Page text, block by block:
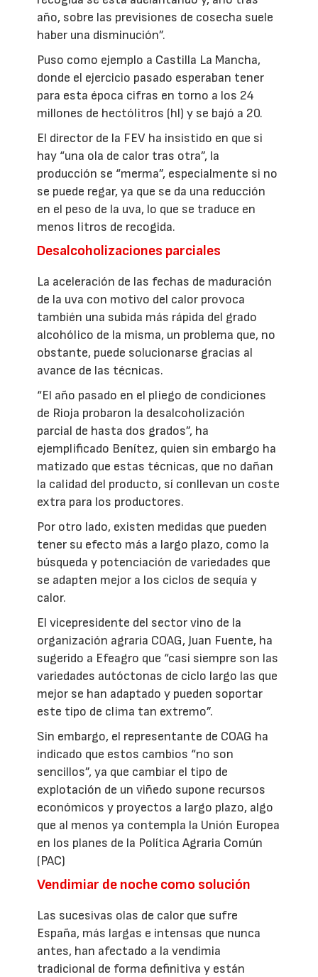
año, sobre las previsiones de cosecha suele
haber una disminución”.
Puso como ejemplo a Castilla La Mancha,
donde el ejercicio pasado esperaban tener
para esta época cifras en torno a los 24
millones de hectólitros (hl) y se bajó a 20.
El director de la FEV ha insistido en que si
hay “una ola de calor tras otra”, la
producción se “merma”, especialmente si no
se puede regar, ya que se da una reducción
en el peso de la uva, lo que se traduce en
menos litros de recogida.
Desalcoholizaciones parciales
La aceleración de las fechas de maduración
de la uva con motivo del calor provoca
también una subida más rápida del grado
alcohólico de la misma, un problema que, no
obstante, puede solucionarse gracias al
avance de las técnicas.
“El año pasado en el pliego de condiciones
de Rioja probaron la desalcoholización
parcial de hasta dos grados”, ha
ejemplificado Benítez, quien sin embargo ha
matizado que estas técnicas, que no dañan
la calidad del producto, sí conllevan un coste
extra para los productores.
Por otro lado, existen medidas que pueden
tener su efecto más a largo plazo, como la
búsqueda y potenciación de variedades que
se adapten mejor a los ciclos de sequía y
calor.
El vicepresidente del sector vino de la
organización agraria COAG, Juan Fuente, ha
sugerido a Efeagro que “casi siempre son las
variedades autóctonas de ciclo largo las que
mejor se han adaptado y pueden soportar
este tipo de clima tan extremo”.
Sin embargo, el representante de COAG ha
indicado que estos cambios “no son
sencillos”, ya que cambiar el tipo de
explotación de un viñedo supone recursos
económicos y proyectos a largo plazo, algo
que al menos ya contempla la Unión Europea
en los planes de la Política Agraria Común
(PAC)
Vendimiar de noche como solución
Las sucesivas olas de calor que sufre
España, más largas e intensas que nunca
antes, han afectado a la vendimia
tradicional de forma definitiva y están